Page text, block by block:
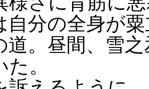
分の全身が
。昼間、雪
。